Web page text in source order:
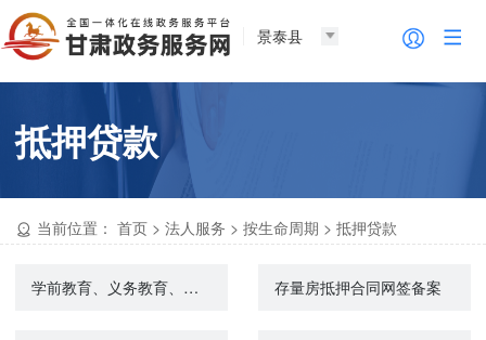
景泰县
抵押贷款
当前位置： 首页 >法人服务 >按生命周期 >抵押贷款
学前教育、义务教育、高中阶段教育、高等教育学生资助（奖助学）管理工作（不含生源地信用助学贷款） 存量房抵押合同网签备案